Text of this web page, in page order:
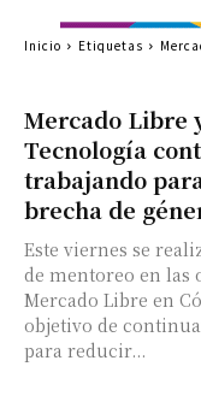
Mercado Libre
Tecnología
trabajando
brecha de
Este viernes se
de mentoreo en las
Mercado Libre en
objetivo de
para reducir...
Inicio Etiquetas